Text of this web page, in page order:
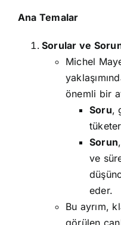
Ana Temalar
Sorular ve
Michel
önemli bir
Soru,
Sorun
ve
eder.
Bu ayrım,